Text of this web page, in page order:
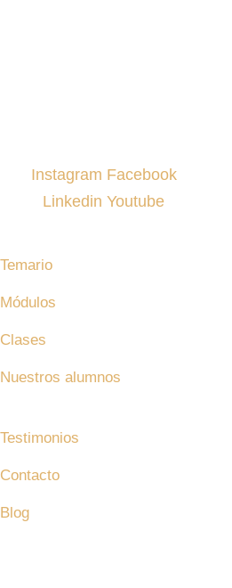
Instagram Facebook
Linkedin Youtube
Temario
Módulos
Clases
Nuestros alumnos
Testimonios
Contacto
Blog